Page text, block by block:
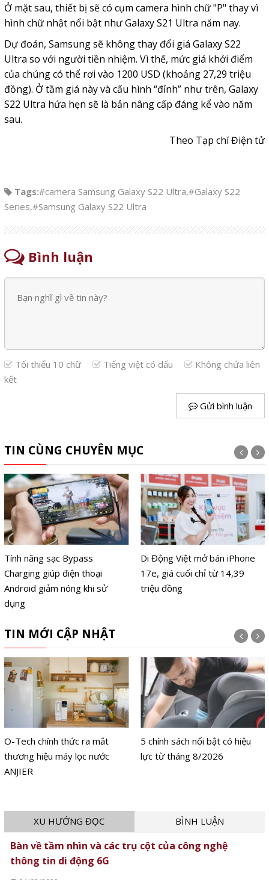
Ở mặt sau, thiết bị sẽ có cụm camera hình chữ "P" thay vì
hình chữ nhật nổi bật như Galaxy S21 Ultra năm nay.
Dự đoán, Samsung sẽ không thay đổi giá Galaxy S22
Ultra so với người tiền nhiệm. Vì thế, mức giá khởi điểm
của chúng có thể rơi vào 1200 USD (khoảng 27,29 triệu
đồng). Ở tầm giá này và cấu hình “đỉnh” như trên, Galaxy
S22 Ultra hứa hẹn sẽ là bản nâng cấp đáng kể vào năm
sau.
Theo Tạp chí Điện tử
Tags:#camera Samsung Galaxy S22 Ultra,#Galaxy S22
Series,#Samsung Galaxy S22 Ultra
Bình luận
Tối thiểu 10 chữ Tiếng việt có dấu
Không chứa liên
kết
Gửi bình luận
TIN CÙNG CHUYÊN MỤC
Tính năng sạc Bypass
Charging giúp điện thoại
Android giảm nóng khi sử
dụng
Di Động Việt mở bán iPhone
17e, giá cuối chỉ từ 14,39
triệu đồng
TIN MỚI CẬP NHẬT
O-Tech chính thức ra mắt
thương hiệu máy lọc nước
ANJIER
5 chính sách nổi bật có hiệu
lực từ tháng 8/2026
XU HƯỚNG ĐỌC BÌNH LUẬN
Bàn về tầm nhìn và các trụ cột của công nghệ
thông tin di động 6G